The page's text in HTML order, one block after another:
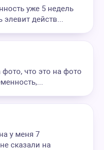
уже 5 недель
действ...
что это на фото
у меня 7
сказали на